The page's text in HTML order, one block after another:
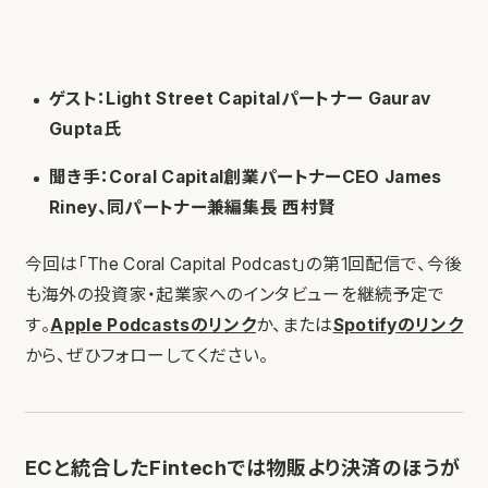
ゲスト：Light Street Capitalパートナー Gaurav
Gupta氏
聞き手：Coral Capital創業パートナーCEO James
Riney、同パートナー兼編集長 西村賢
今回は「The Coral Capital Podcast」の第1回配信で、今後
も海外の投資家・起業家へのインタビューを継続予定で
す。Apple Podcastsのリンクか、またはSpotifyのリンク
から、ぜひフォローしてください。
ECと統合したFintechでは物販より決済のほうが